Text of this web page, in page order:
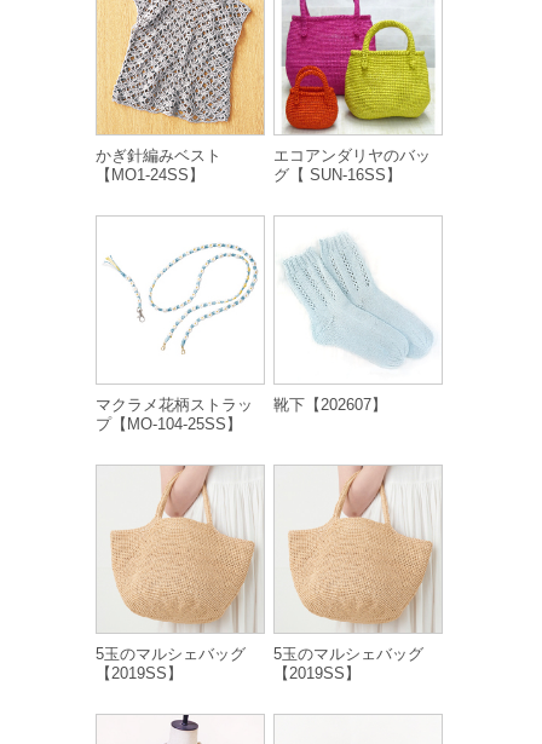
かぎ針編みベスト
【MO1-24SS】
エコアンダリヤのバッ
グ【 SUN-16SS】
マクラメ花柄ストラッ
プ【MO-104-25SS】
靴下【202607】
5玉のマルシェバッグ
【2019SS】
5玉のマルシェバッグ
【2019SS】